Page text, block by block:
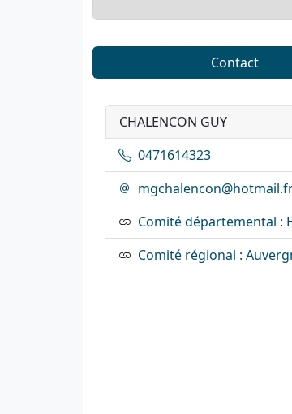
Contact
CHALENCON GUY
0471614323
Comité départemental :
Comité régional :